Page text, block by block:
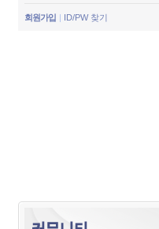
회원가입 ID/PW 찾기